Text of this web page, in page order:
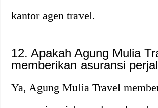
kantor agen travel.
12. Apakah Agung Mulia
memberikan asuransi
Ya, Agung Mulia Travel